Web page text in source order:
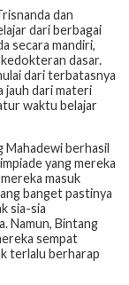
dan
dari berbagai
secara mandiri,
dasar.
dari terbatasnya
jauh dari materi
waktu belajar
Mahadewi berhasil
yang mereka
masuk
banget pastinya
sia-sia
Namun, Bintang
sempat
terlalu berharap